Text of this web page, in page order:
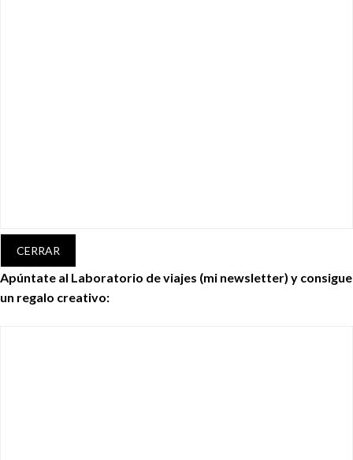
CERRAR
Apúntate al Laboratorio de viajes (mi newsletter) y consigue
un regalo creativo: